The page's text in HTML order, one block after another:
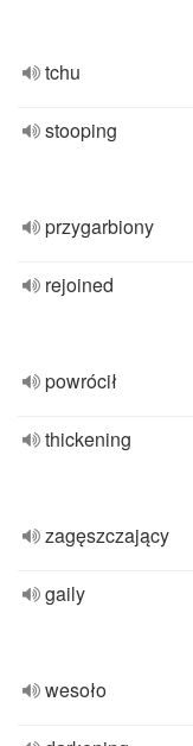
tchu
stooping
przygarbiony
rejoined
powrócił
thickening
zagęszczający
gaily
wesoło